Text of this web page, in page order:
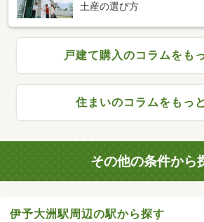
土産の選び方
戸建て購入のコラムをも
住まいのコラムをもっ
その他の条件から
伊予大洲駅周辺の駅から探す